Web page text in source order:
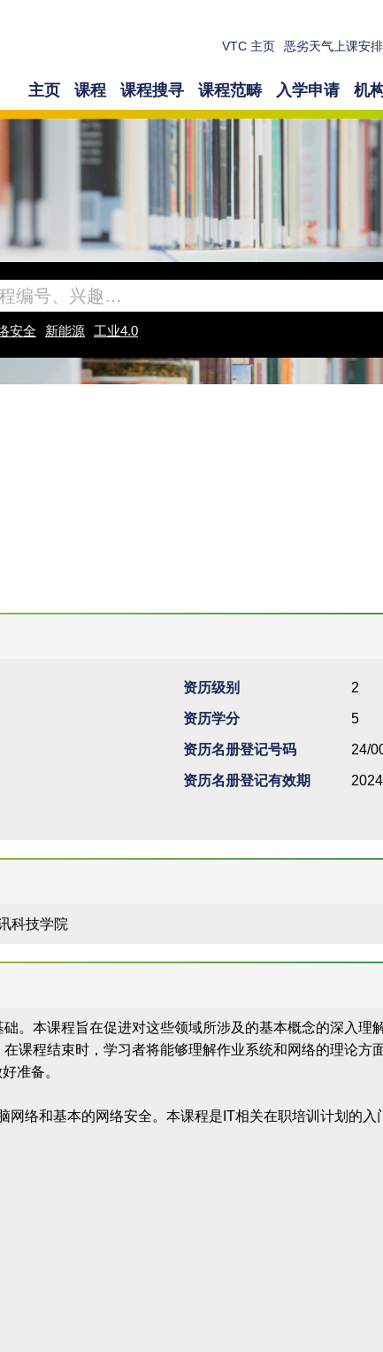
VTC 主页 恶劣天气上课安排
主页 课程 课程搜寻 课程范畴 入学申请 机
安全 新能源 工业4.0
资历级别 2
资历学分 5
资历名册登记号码 24/
资历名册登记有效期
科技学院
。本课程旨在促进对这些领域所涉及的基本概念的深入理
课程结束时，学习者将能够理解作业系统和网络的理论方
准备。
络和基本的网络安全。本课程是IT相关在职培训计划的入